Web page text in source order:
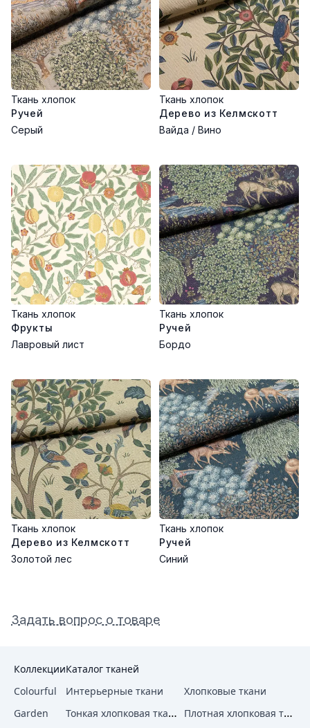
Ткань хлопок
Ручей
Серый
Ткань хлопок
Дерево из Келмскотт
Вайда / Вино
Ткань хлопок
Фрукты
Лавровый лист
Ткань хлопок
Ручей
Бордо
Ткань хлопок
Дерево из Келмскотт
Золотой лес
Ткань хлопок
Ручей
Синий
Задать вопрос о товаре
Коллекции
Colourful
Garden
Каталог тканей
Интерьерные ткани
Хлопковые ткани
Тонкая хлопковая ткань Плотная хлопковая ткань